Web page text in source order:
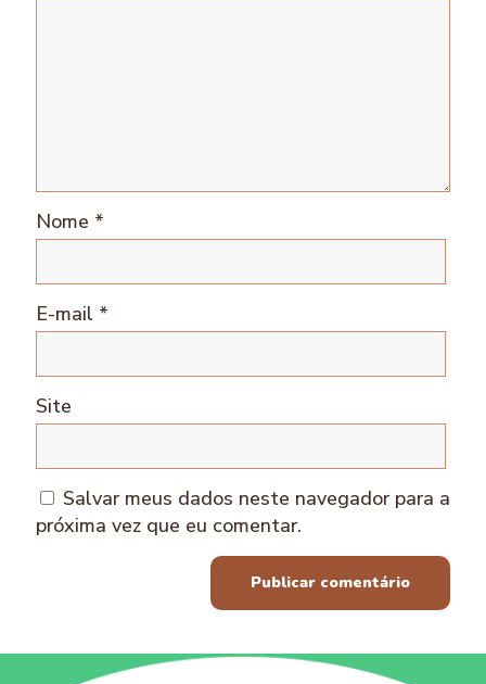
Nome *
E-mail *
Site
Salvar meus dados neste navegador para a
próxima vez que eu comentar.